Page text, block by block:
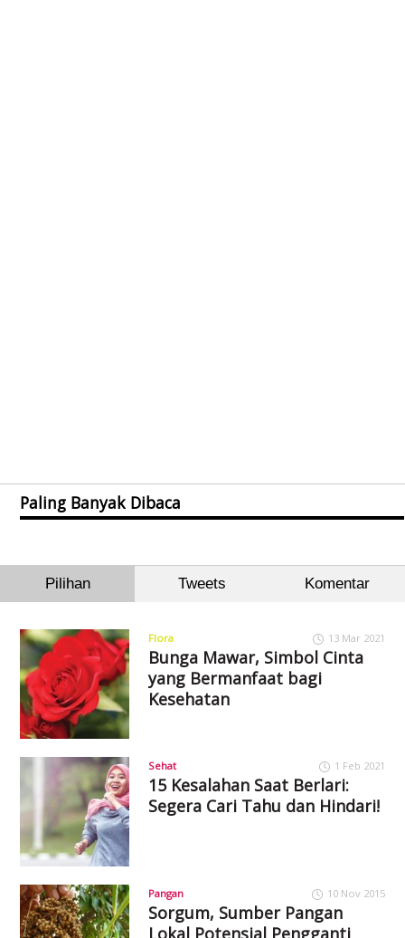
Paling Banyak Dibaca
Pilihan Tweets Komentar
Flora 13 Mar 2021
Bunga Mawar, Simbol Cinta
yang Bermanfaat bagi
Kesehatan
Sehat 1 Feb 2021
15 Kesalahan Saat Berlari:
Segera Cari Tahu dan Hindari!
Pangan 10 Nov 2015
Sorgum, Sumber Pangan
Lokal Potensial Pengganti